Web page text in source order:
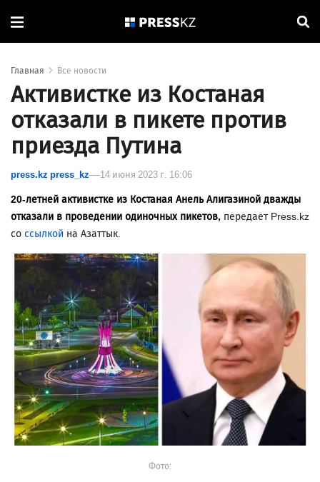
Главная Все новости
Активистке из Костаная
отказали в пикете против
приезда Путина
press.kz press_kz 14 июня 2023 г. 16:06
20-летней активистке из Костаная Анель Алигазиной дважды
отказали в проведении одиночных пикетов, передает Press.kz
со ссылкой на Азаттык.
Фото: